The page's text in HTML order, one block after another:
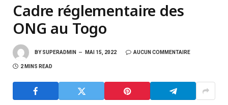
Cadre réglementaire des
ONG au Togo
BY SUPERADMIN MAI 15, 2022 AUCUN COMMENTAIRE
2 MINS READ